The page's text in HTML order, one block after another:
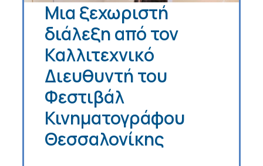
Μια ξεχωριστή
διάλεξη από τον
Καλλιτεχνικό
Διευθυντή του
Φεστιβάλ
Κινηματογράφου
Θεσσαλονίκης